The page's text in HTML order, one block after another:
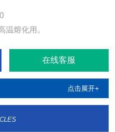
温熔化用。
在线客服
点击展开+